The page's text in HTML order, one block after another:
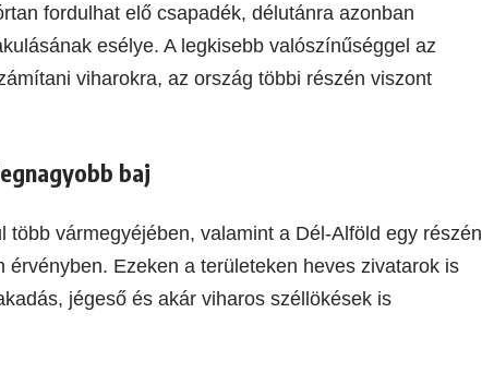
fordulhat elő csapadék, délutánra azonban
esélye. A legkisebb valószínűséggel az
viharokra, az ország többi részén viszont
baj
több vármegyéjében, valamint a Dél-Alföld egy részén
érvényben. Ezeken a területeken heves zivatarok is
jégeső és akár viharos széllökések is